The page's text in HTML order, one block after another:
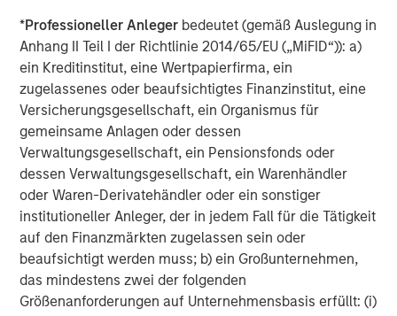
*Professioneller Anleger bedeutet (gemäß Auslegung in
Anhang II Teil I der Richtlinie 2014/65/EU („MiFID“)): a)
ein Kreditinstitut, eine Wertpapierfirma, ein
zugelassenes oder beaufsichtigtes Finanzinstitut, eine
Versicherungsgesellschaft, ein Organismus für
gemeinsame Anlagen oder dessen
Verwaltungsgesellschaft, ein Pensionsfonds oder
dessen Verwaltungsgesellschaft, ein Warenhändler
oder Waren-Derivatehändler oder ein sonstiger
institutioneller Anleger, der in jedem Fall für die Tätigkeit
auf den Finanzmärkten zugelassen sein oder
beaufsichtigt werden muss; b) ein Großunternehmen,
das mindestens zwei der folgenden
Größenanforderungen auf Unternehmensbasis erfüllt: (i)
ALTS IN FOCUS
Private Equity 2026 Midyear Outlook
PRESS RELEASE
Morgan Stanley Investment Management
Provides $875 Million Debt Financing to
Bridgepointe Technologies
The Authors